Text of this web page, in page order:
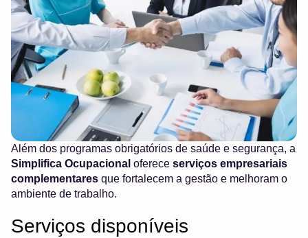
Além dos programas obrigatórios de saúde e segurança, a
Simplifica Ocupacional oferece serviços empresariais
complementares que fortalecem a gestão e melhoram o
ambiente de trabalho.
Serviços disponíveis